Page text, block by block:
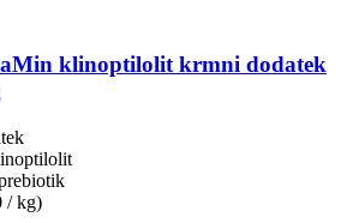
klinoptilolit krmni dodatek
/ kg)